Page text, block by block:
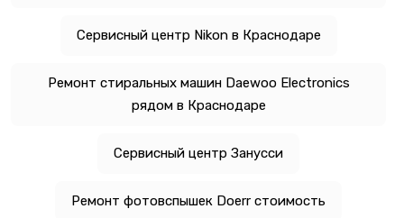
Сервисный центр Nikon в Краснодаре
Ремонт стиральных машин Daewoo Electronics
рядом в Краснодаре
Сервисный центр Занусси
Ремонт фотовспышек Doerr стоимость